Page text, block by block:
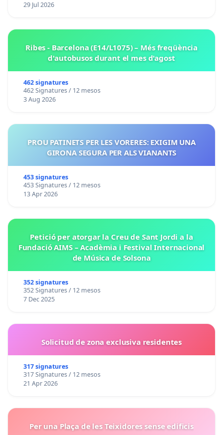
29 Jul 2026
Ribes - Barcelona (E14/L1075) – Més freqüència
d'autobusos durant el mes d'agost
462 signatures
462 Signatures / 12 mesos
3 Aug 2026
PROU PATINETS PER LES VORERES: EXIGIM UNA
GIRONA SEGURA PER ALS VIANANTS
453 signatures
453 Signatures / 12 mesos
13 Apr 2026
Petició per atorgar la Creu de Sant Jordi a la
Fundació AIMS – Acadèmia i Festival Internacional
de Música de Solsona
352 signatures
352 Signatures / 12 mesos
7 Dec 2025
Solicitud de zona exclusiva residentes
317 signatures
317 Signatures / 12 mesos
21 Apr 2026
Per una Plaça de les Teixidores sense edificis